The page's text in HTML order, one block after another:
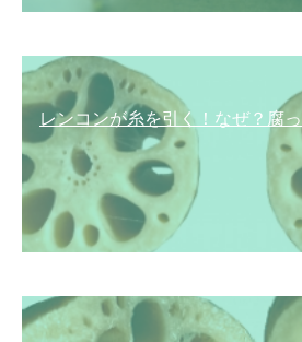
レンコンが糸を引く！なぜ？腐